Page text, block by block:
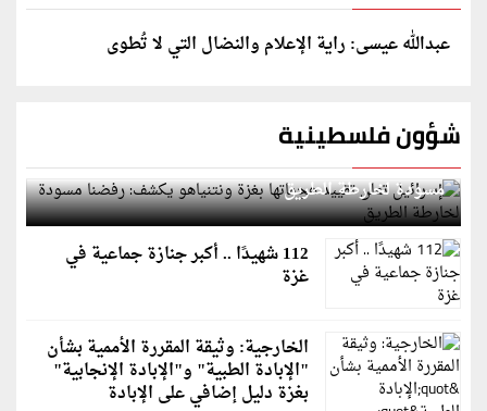
عبدالله عيسى: راية الإعلام والنضال التي لا تُطوى
شؤون فلسطينية
إسرائيل تعلن تقييد هجماتها بغزة ونتنياهو يكشف: رفضنا
مسودة لخارطة الطريق
112 شهيدًا .. أكبر جنازة جماعية في
غزة
الخارجية: وثيقة المقررة الأممية بشأن
"الإبادة الطبية" و"الإبادة الإنجابية"
بغزة دليل إضافي على الإبادة